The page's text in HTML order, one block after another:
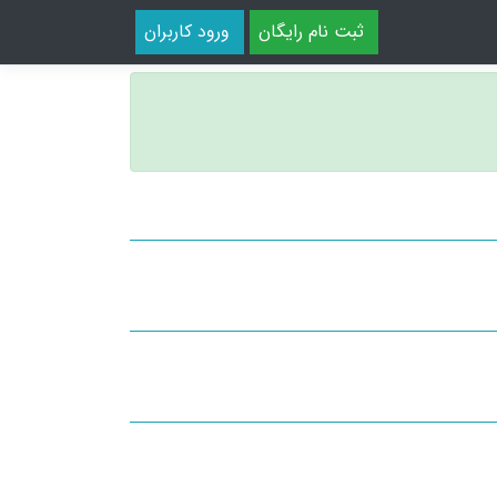
ثبت نام رایگان ورود کاربران